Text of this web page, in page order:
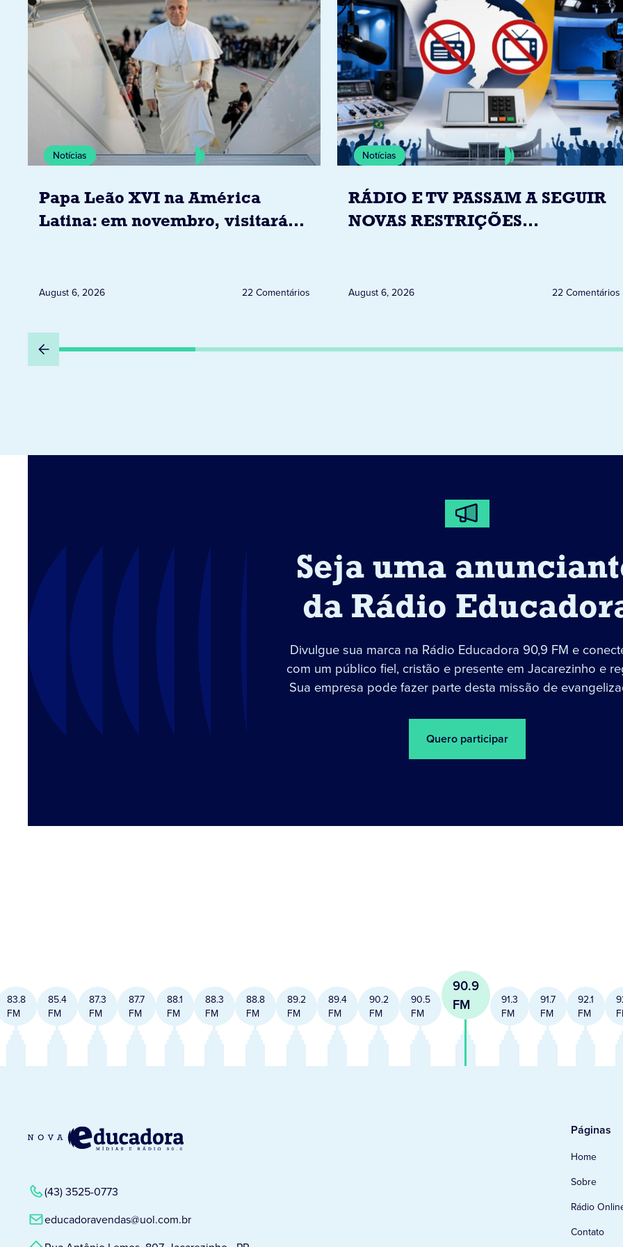
Notícias
Papa Leão XVI na América
Latina: em novembro, visitará
August 6, 2026 22 Comentários
Notícias
RÁDIO E TV PASSAM A SEGUIR
NOVAS RESTRIÇÕES
August 6, 2026 22 Comentários
Seja uma
da Rádio
Divulgue sua marca na Rádio Educadora 90,9 FM e
com um público fiel, cristão e presente em Jacarezinho e
Sua empresa pode fazer parte desta missão de
Quero participar
83.8
FM
85.4
FM
87.3
FM
87.7
FM
88.1
FM
88.3
FM
88.8
FM
89.2
FM
89.4
FM
90.2
FM
90.5
FM
90.9
FM
91.3
FM
91.7
FM
92.1
FM
(43) 3525-0773
educadoravendas@uol.com.br
Páginas
Home
Sobre
Rádio
Contato